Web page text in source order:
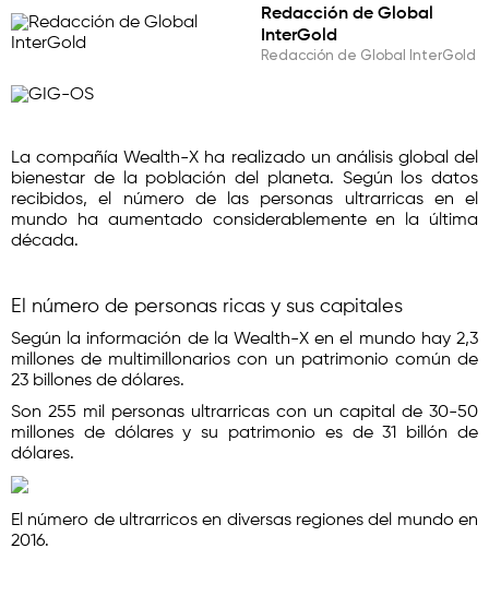
Redacción de Global
InterGold
Redacción de Global InterGold
La compañía Wealth-X ha realizado un análisis global del
bienestar de la población del planeta. Según los datos
recibidos, el número de las personas ultrarricas en el
mundo ha aumentado considerablemente en la última
década.
El número de personas ricas y sus capitales
Según la información de la Wealth-X en el mundo hay 2,3
millones de multimillonarios con un patrimonio común de
23 billones de dólares.
Son 255 mil personas ultrarricas con un capital de 30-50
millones de dólares y su patrimonio es de 31 billón de
dólares.
El número de ultrarricos en diversas regiones del mundo en
2016.